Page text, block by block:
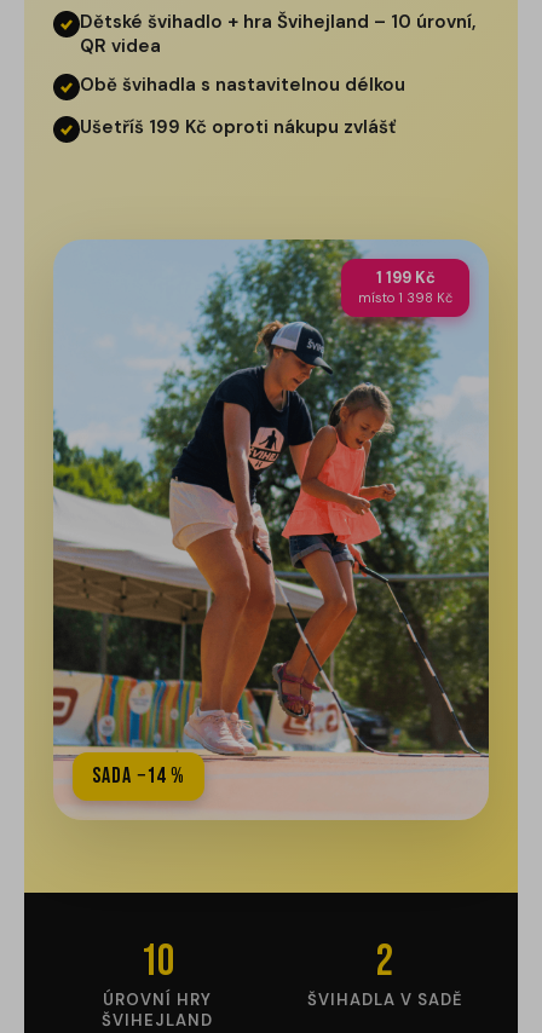
Dětské švihadlo + hra Švihejland – 10 úrovní,
QR videa
Obě švihadla s nastavitelnou délkou
Ušetříš 199 Kč oproti nákupu zvlášť
Sada −14 %
1 199 Kč
místo 1 398 Kč
10
ÚROVNÍ HRY
ŠVIHEJLAND
2
ŠVIHADLA V SADĚ